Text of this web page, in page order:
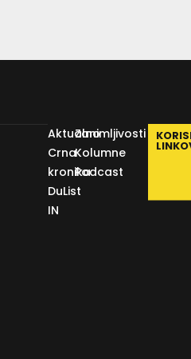
Aktualno
Crna
kronika
DuList
IN
Zanimljivosti
Kolumne
Podcast